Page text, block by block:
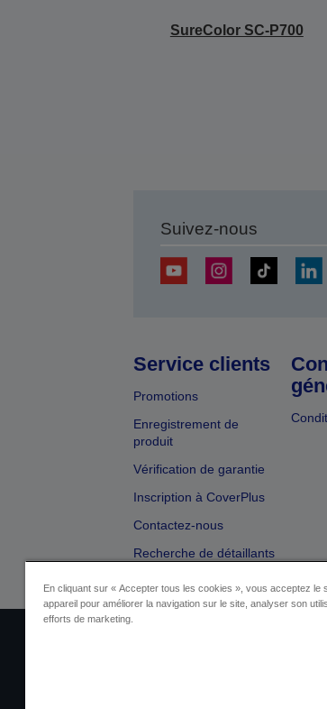
SureColor SC-P700
Suivez-nous
Service clients
Promotions
Enregistrement de
produit
Vérification de garantie
Inscription à CoverPlus
Contactez-nous
Recherche de détaillants
En cliquant sur « Accepter tous les cookies », vous acceptez le
appareil pour améliorer la navigation sur le site, analyser son
efforts de marketing.